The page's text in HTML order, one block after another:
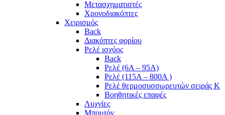
Μετασχηματιστές
Χρονοδιακόπτες
Χειρισμός
Back
Διακόπτες φορίου
Ρελέ ισχύος
Back
Ρελέ (6A – 95A)
Ρελέ (115A – 800A )
Ρελέ θερμοσυσσωρευτών σειράς Κ
Βοηθητικές επαφές
Λυχνίες
Μπουτόν